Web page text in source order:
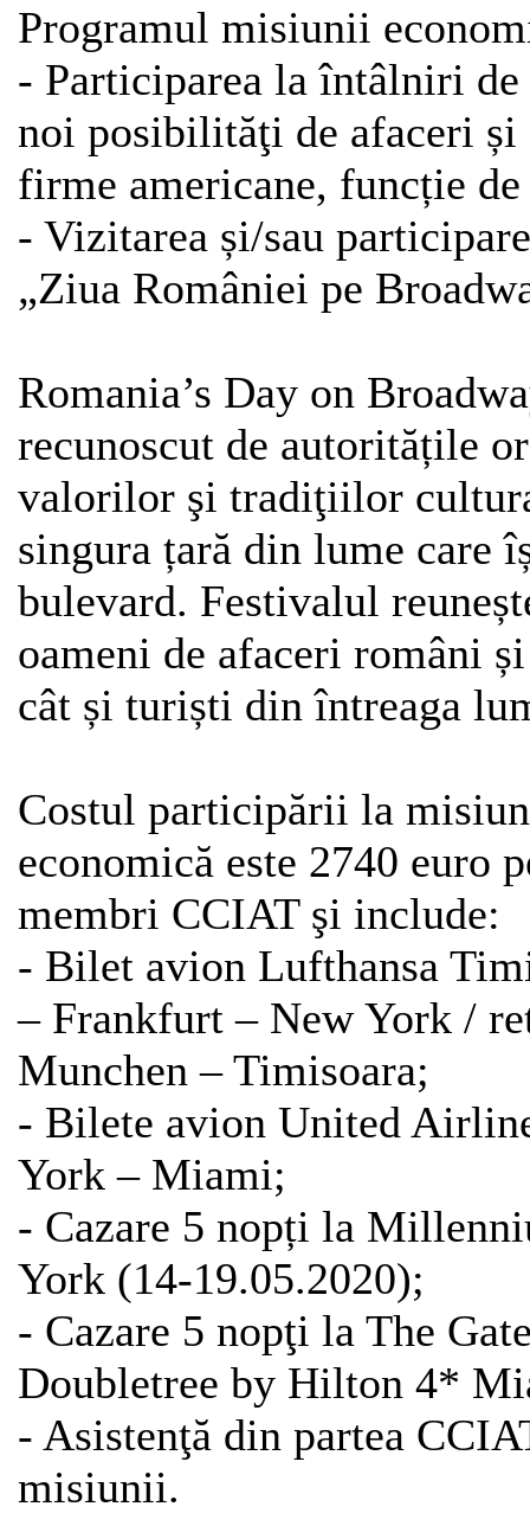
Programul misiunii
- Participarea la întâlniri
noi posibilităţi de afaceri
firme americane, funcție
- Vizitarea și/sau
„Ziua României pe
Romania’s Day on
recunoscut de autoritățile
valorilor şi tradiţiilor
singura țară din lume care
bulevard. Festivalul
oameni de afaceri români
cât și turiști din întreaga
Costul participării la
economică este 2740 euro
membri CCIAT şi include:
- Bilet avion Lufthansa
– Frankfurt – New York /
Munchen – Timisoara;
- Bilete avion United
York – Miami;
- Cazare 5 nopți la
York (14-19.05.2020);
- Cazare 5 nopţi la The
Doubletree by Hilton 4*
- Asistenţă din partea
misiunii.